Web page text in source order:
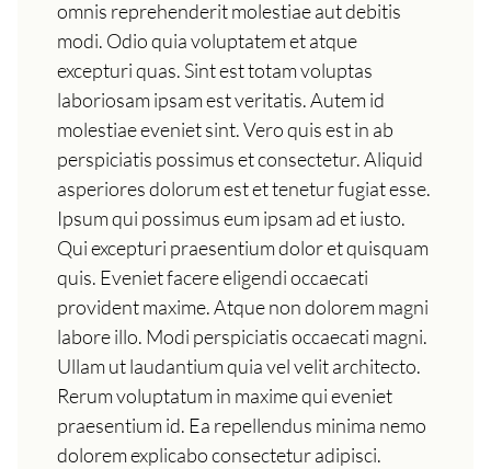
omnis reprehenderit molestiae aut debitis
modi. Odio quia voluptatem et atque
excepturi quas. Sint est totam voluptas
laboriosam ipsam est veritatis. Autem id
molestiae eveniet sint. Vero quis est in ab
perspiciatis possimus et consectetur. Aliquid
asperiores dolorum est et tenetur fugiat esse.
Ipsum qui possimus eum ipsam ad et iusto.
Qui excepturi praesentium dolor et quisquam
quis. Eveniet facere eligendi occaecati
provident maxime. Atque non dolorem magni
labore illo. Modi perspiciatis occaecati magni.
Ullam ut laudantium quia vel velit architecto.
Rerum voluptatum in maxime qui eveniet
praesentium id. Ea repellendus minima nemo
dolorem explicabo consectetur adipisci.